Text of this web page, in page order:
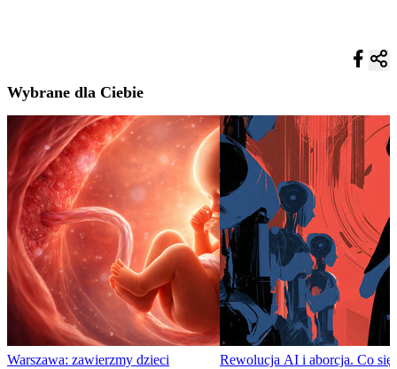
Wybrane dla Ciebie
Warszawa: zawierzmy dzieci
Rewolucja AI i aborcja. Co się